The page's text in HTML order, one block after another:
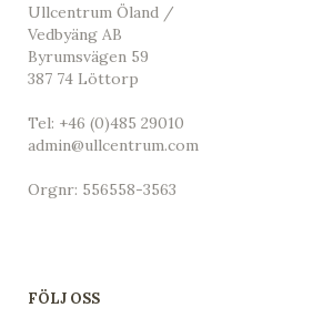
Ullcentrum Öland /
Vedbyäng AB
Byrumsvägen 59
387 74 Löttorp
Tel: +46 (0)485 29010
admin@ullcentrum.com
Orgnr: 556558-3563
FÖLJ OSS